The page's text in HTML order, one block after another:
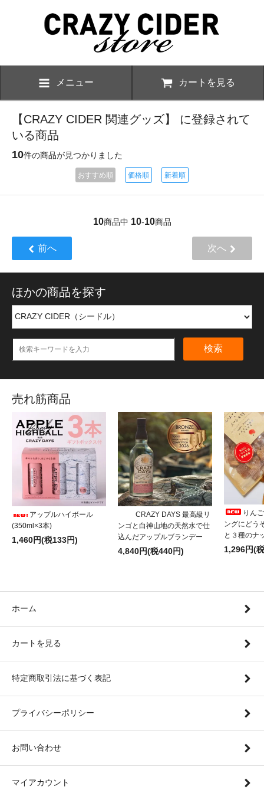
メニュー カートを見る
【CRAZY CIDER 関連グッズ】 に登録されて
いる商品
10件の商品が見つかりました
おすすめ順 価格順 新着順
10商品中 10-10商品
前へ 次へ
ほかの商品を探す
検索
売れ筋商品
アップルハイボール
(350ml×3本)
1,460円(税133円)
CRAZY DAYS 最高級リ
ンゴと白神山地の天然水で仕
込んだアップルブランデー
4,840円(税440円)
りん
ングにどう
と３種のナ
1,296円(
ホーム
カートを見る
特定商取引法に基づく表記
プライバシーポリシー
お問い合わせ
マイアカウント